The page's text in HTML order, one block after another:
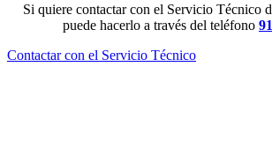
Si quiere contactar con el Servicio Técnico
puede hacerlo a través del teléfono
Contactar con el Servicio Técnico